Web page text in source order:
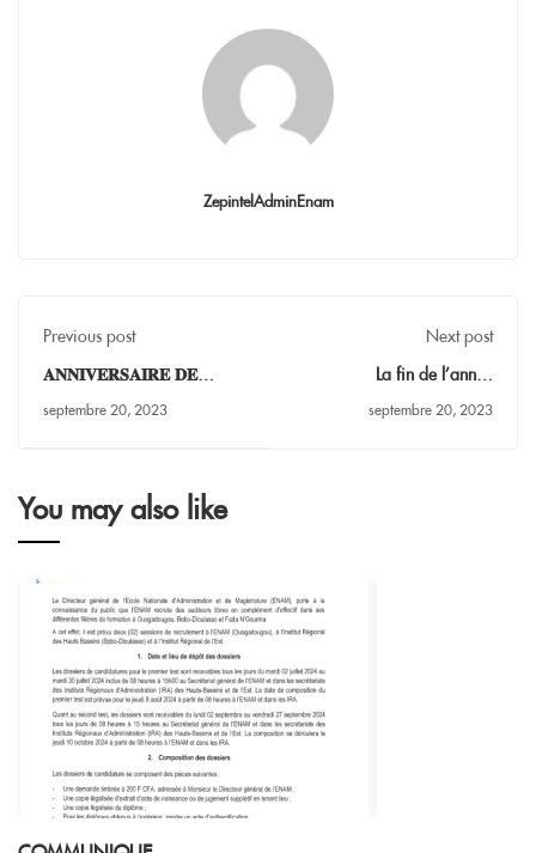
ZepintelAdminEnam
Previous post
𝐀𝐍𝐍𝐈𝐕𝐄𝐑𝐒𝐀𝐈𝐑𝐄 𝐃𝐄
septembre 20, 2023
Next post
La fin de l’année
autour du drapeau national
septembre 20, 2023
You may also like